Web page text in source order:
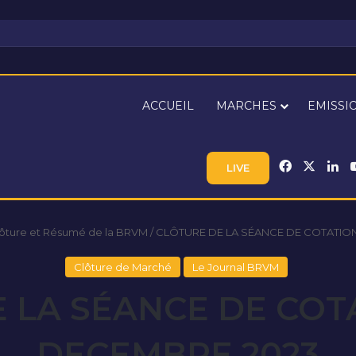
ACCUEIL MARCHES
LIVE Facebook
et Résumé de la BRVM / CLÔTURE DE LA SÉANCE DE
Clôture de Marché Le Journal BRVM